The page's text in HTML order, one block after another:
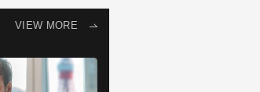
VIEW MORE